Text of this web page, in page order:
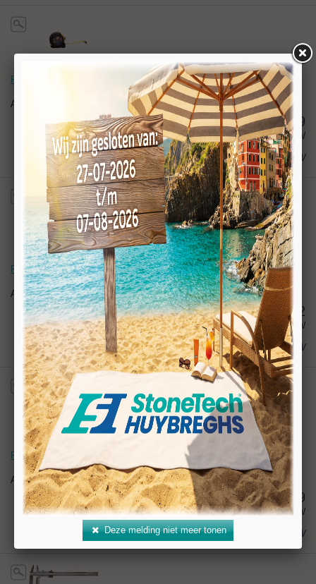
Rolmaat 5 meter, 19mm.
Artikelnr:
6,69
excl BTW
€ 8,09 incl BTW
Rolmaat 5 meter, 19mm. Klasse 1
Artikelnr:020147
33,42
excl BTW
€ 40,44 incl BTW
Rolmaat 5 meter, 19mm. Klasse 1 RVS
Artikelnr:020148
39,09
excl BTW
incl BTW
Deze melding niet meer tonen